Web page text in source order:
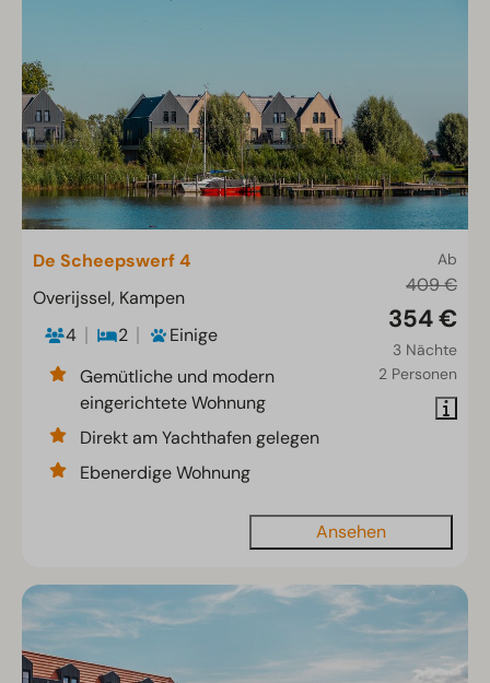
Ab
409 €
354 €
3 Nächte
2 Personen
De Scheepswerf 4
Overijssel, Kampen
4
2
Einige
Gemütliche und modern
eingerichtete Wohnung
Direkt am Yachthafen gelegen
Ebenerdige Wohnung
Ansehen